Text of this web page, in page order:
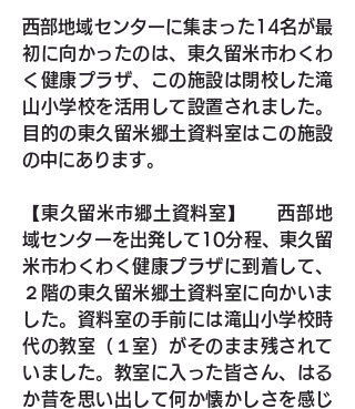
西部地域センターに集まった14名が最
初に向かったのは、東久留米市わくわ
く健康プラザ、この施設は閉校した滝
山小学校を活用して設置されました。
目的の東久留米郷土資料室はこの施設
の中にあります。
【東久留米市郷土資料室】
西部地
域センターを出発して10分程、東久留
米市わくわく健康プラザに到着して、
２階の東久留米郷土資料室に向かいま
した。資料室の手前には滝山小学校時
代の教室（１室）がそのまま残されて
いました。教室に入った皆さん、はる
か昔を思い出して何か懐かしさを感じ